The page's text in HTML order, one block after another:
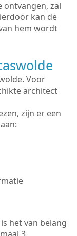
ontvangen, zal
kan de
hem wordt
Voor
architect
zijn er een
het van belang